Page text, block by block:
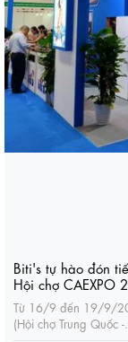
Biti's tự hào đón
Hội chợ CAEXPO
Từ 16/9 đến 19/9/
(Hội chợ Trung Quốc -...